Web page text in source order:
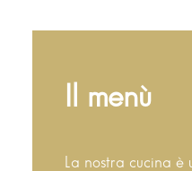
Il menù
La nostra cucina è